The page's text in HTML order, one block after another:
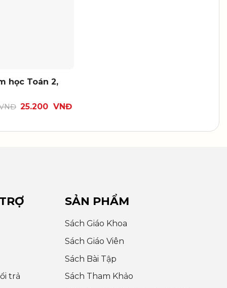
học Toán 2,
25.200 VNĐ
trả
SẢN PHẨM
Sách Giáo Khoa
Sách Giáo Viên
Sách Bài Tập
Sách Tham Khảo